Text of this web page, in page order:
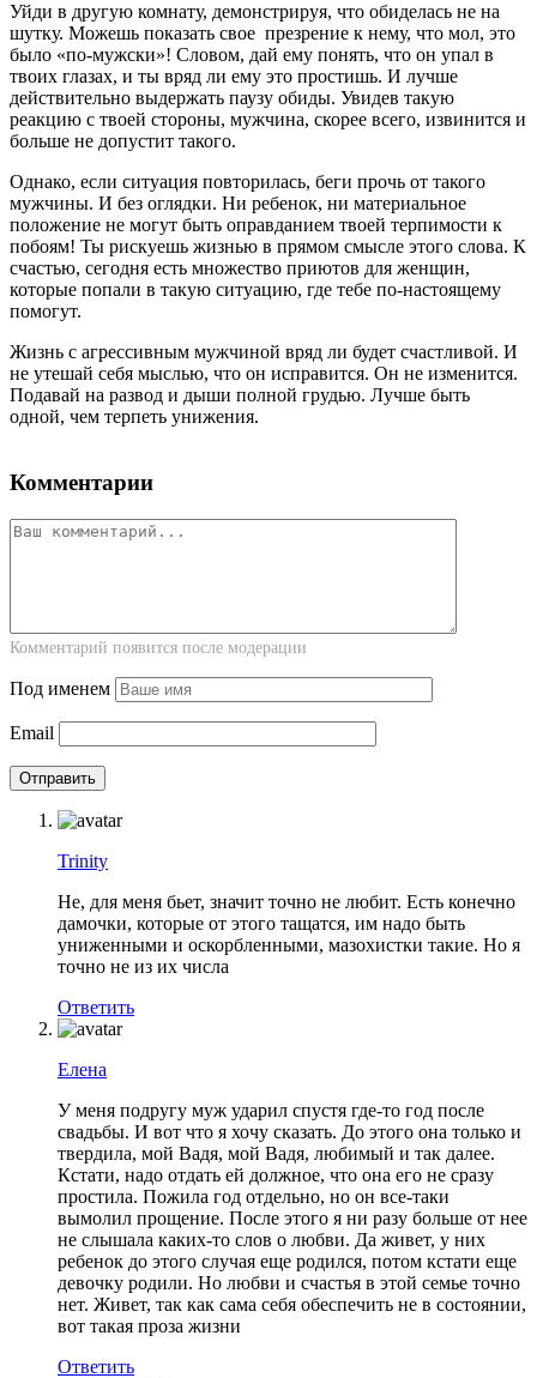
Уйди в другую комнату, демонстрируя, что обиделась не на
шутку. Можешь показать свое презрение к нему, что мол, это
было «по-мужски»! Словом, дай ему понять, что он упал в
твоих глазах, и ты вряд ли ему это простишь. И лучше
действительно выдержать паузу обиды. Увидев такую
реакцию с твоей стороны, мужчина, скорее всего, извинится и
больше не допустит такого.
Однако, если ситуация повторилась, беги прочь от такого
мужчины. И без оглядки. Ни ребенок, ни материальное
положение не могут быть оправданием твоей терпимости к
побоям! Ты рискуешь жизнью в прямом смысле этого слова. К
счастью, сегодня есть множество приютов для женщин,
которые попали в такую ситуацию, где тебе по-настоящему
помогут.
Жизнь с агрессивным мужчиной вряд ли будет счастливой. И
не утешай себя мыслью, что он исправится. Он не изменится.
Подавай на развод и дыши полной грудью. Лучше быть
одной, чем терпеть унижения.
Комментарии
Комментарий появится после модерации
Под именем
Email
Trinity
Не, для меня бьет, значит точно не любит. Есть конечно
дамочки, которые от этого тащатся, им надо быть
униженными и оскорбленными, мазохистки такие. Но я
точно не из их числа
Ответить
Елена
У меня подругу муж ударил спустя где-то год после
свадьбы. И вот что я хочу сказать. До этого она только и
твердила, мой Вадя, мой Вадя, любимый и так далее.
Кстати, надо отдать ей должное, что она его не сразу
простила. Пожила год отдельно, но он все-таки
вымолил прощение. После этого я ни разу больше от нее
не слышала каких-то слов о любви. Да живет, у них
ребенок до этого случая еще родился, потом кстати еще
девочку родили. Но любви и счастья в этой семье точно
нет. Живет, так как сама себя обеспечить не в состоянии,
вот такая проза жизни
Ответить